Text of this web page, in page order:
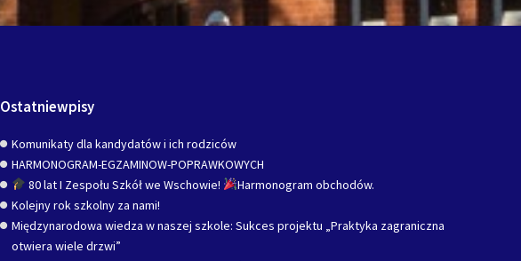
Ostatniewpisy
Komunikaty dla kandydatów i ich rodziców
HARMONOGRAM-EGZAMINOW-POPRAWKOWYCH
80 lat I Zespołu Szkół we Wschowie!
Harmonogram obchodów.
Kolejny rok szkolny za nami!
Międzynarodowa wiedza w naszej szkole: Sukces projektu „Praktyka zagraniczna
otwiera wiele drzwi”